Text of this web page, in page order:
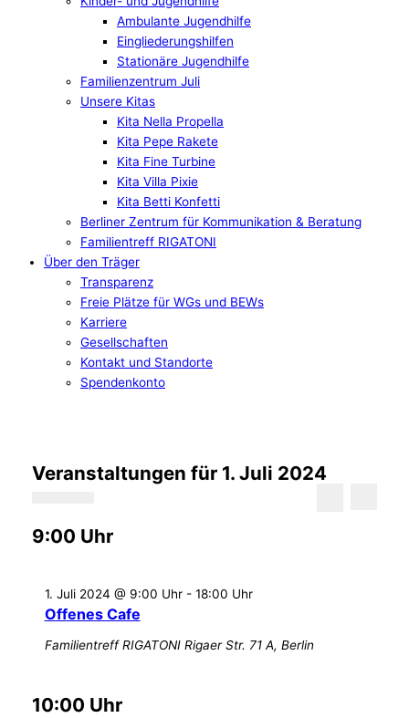
Ambulante Jugendhilfe
Eingliederungshilfen
Stationäre Jugendhilfe
Familienzentrum Juli
Unsere Kitas
Kita Nella Propella
Kita Pepe Rakete
Kita Fine Turbine
Kita Villa Pixie
Kita Betti Konfetti
Berliner Zentrum für Kommunikation & Beratung
Familientreff RIGATONI
Über den Träger
Transparenz
Freie Plätze für WGs und BEWs
Karriere
Gesellschaften
Kontakt und Standorte
Spendenkonto
Veranstaltungen für 1. Juli 2024
wählen.
9:00 Uhr
Offenes Cafe
1. Juli 2024 @ 9:00 Uhr- 18:00 Uhr
Familientreff RIGATONI Rigaer Str. 71 A, Berlin
10:00 Uhr